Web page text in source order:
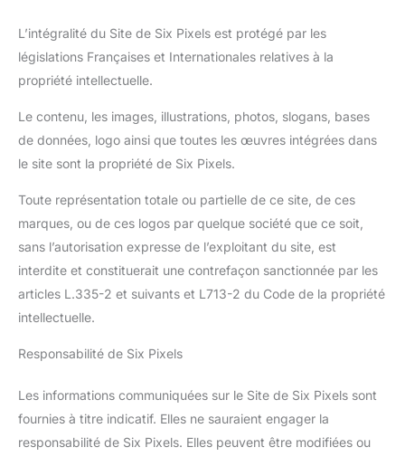
L’intégralité du Site de Six Pixels est protégé par les
législations Françaises et Internationales relatives à la
propriété intellectuelle.
Le contenu, les images, illustrations, photos, slogans, bases
de données, logo ainsi que toutes les œuvres intégrées dans
le site sont la propriété de Six Pixels.
Toute représentation totale ou partielle de ce site, de ces
marques, ou de ces logos par quelque société que ce soit,
sans l’autorisation expresse de l’exploitant du site, est
interdite et constituerait une contrefaçon sanctionnée par les
articles L.335-2 et suivants et L713-2 du Code de la propriété
intellectuelle.
Responsabilité de Six Pixels
Les informations communiquées sur le Site de Six Pixels sont
fournies à titre indicatif. Elles ne sauraient engager la
responsabilité de Six Pixels. Elles peuvent être modifiées ou